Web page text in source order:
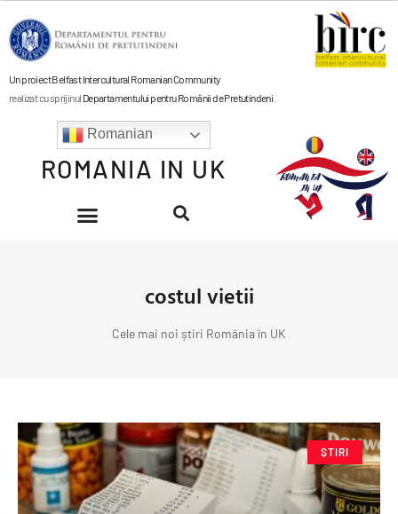
Romanian
ROMANIA IN UK
Un proiect Belfast Intercultural Romanian Community
realizat cu sprijinul Departamentului pentru Românii de Pretutindeni
costul vietii
Cele mai noi știri România în UK
ȘTIRI